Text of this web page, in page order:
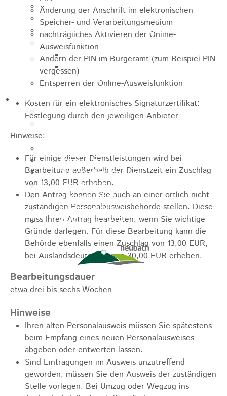
Unternehmen
Kommunale Wärmeplanung
Starkregenrisiko und Hochwasser
Breitbandausbau
Breitbandausbau Graue Flecken
Breitband - Eigenwirtschaftlicher
Ausbau - TNG
Informationen
Suche
Impressum
Nutzungsbedingungen
Datenschutz
Barrierefreiheit
Leichte Sprache
Gebärdensprache
Änderung der Anschrift im elektronischen
Speicher- und Verarbeitungsmedium
nachträgliches Aktivieren der Online-
Ausweisfunktion
Ändern der PIN im Bürgeramt (zum Beispiel PIN
vergessen)
Entsperren der Online-Ausweisfunktion
Kosten für ein elektronisches Signaturzertifikat:
Festlegung durch den jeweiligen Anbieter
Hinweise:
Für einige dieser Dienstleistungen wird bei
Bearbeitung außerhalb der Dienstzeit ein Zuschlag
von 13,00 EUR erhoben.
Den Antrag können Sie auch an einer örtlich nicht
zuständigen Personalausweisbehörde stellen. Diese
muss Ihren Antrag bearbeiten, wenn Sie wichtige
Gründe darlegen. Für diese Bearbeitung kann die
Behörde ebenfalls einen Zuschlag von 13,00 EUR,
bei Auslandsdeutschen von 30,00 EUR erheben.
Bearbeitungsdauer
etwa drei bis sechs Wochen
Hinweise
Ihren alten Personalausweis müssen Sie spätestens
beim Empfang eines neuen Personalausweises
abgeben oder entwerten lassen.
Sind Eintragungen im Ausweis unzutreffend
geworden, müssen Sie den Ausweis der zuständigen
Stelle vorlegen. Bei Umzug oder Wegzug ins